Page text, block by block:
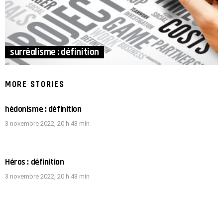
surréalisme : définition
MORE STORIES
hédonisme : définition
3 novembre 2022, 20 h 43 min
Héros : définition
3 novembre 2022, 20 h 43 min